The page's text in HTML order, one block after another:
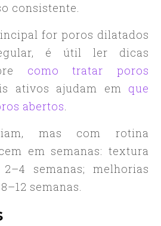
consistente.
for poros dilatados
é útil ler dicas
como tratar poros
ativos ajudam em que
abertos.
mas com rotina
em semanas: textura
semanas; melhorias
semanas.